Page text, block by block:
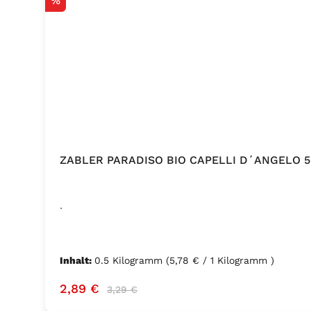
ZABLER PARADISO BIO CAPELLI D´ANGELO
.
Inhalt: 0.5 Kilogramm (5,78 € / 1 Kilogramm )
Verkaufspreis:
2,89 € Regulärer Preis:
3,29 €